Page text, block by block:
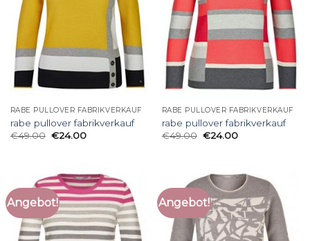
RABE PULLOVER FABRIKVERKAUF
rabe pullover fabrikverkauf
€49.00 €24.00
RABE PULLOVER FABRIKVERKAUF
rabe pullover fabrikverkauf
€49.00 €24.00
Angebot! Angebot!